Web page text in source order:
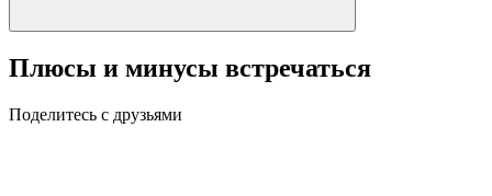
Плюсы и минусы встречаться
Поделитесь с друзьями